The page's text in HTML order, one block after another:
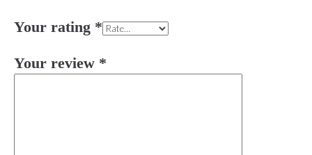
Your rating *
Your review *